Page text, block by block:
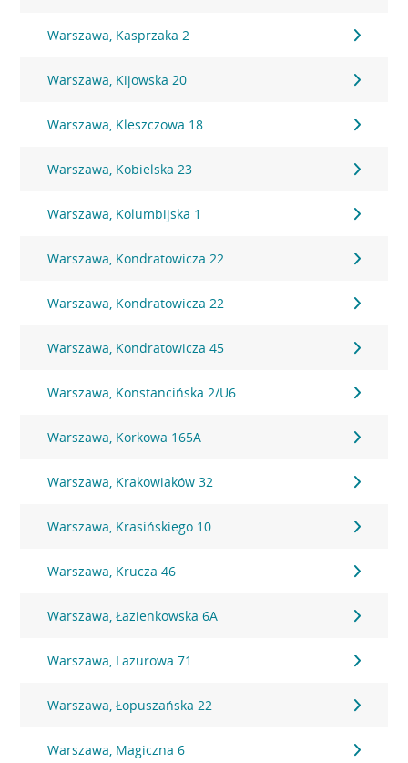
Warszawa, Kasprzaka 2
Warszawa, Kijowska 20
Warszawa, Kleszczowa 18
Warszawa, Kobielska 23
Warszawa, Kolumbijska 1
Warszawa, Kondratowicza 22
Warszawa, Kondratowicza 22
Warszawa, Kondratowicza 45
Warszawa, Konstancińska 2/U6
Warszawa, Korkowa 165A
Warszawa, Krakowiaków 32
Warszawa, Krasińskiego 10
Warszawa, Krucza 46
Warszawa, Łazienkowska 6A
Warszawa, Lazurowa 71
Warszawa, Łopuszańska 22
Warszawa, Magiczna 6